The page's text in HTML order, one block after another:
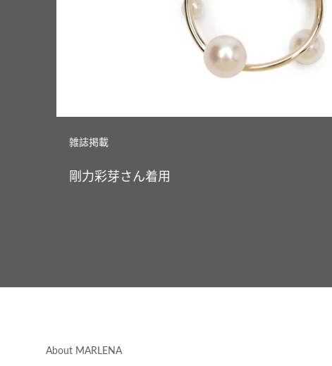
雑誌掲載
剛力彩芽さん着用
About MARLENA